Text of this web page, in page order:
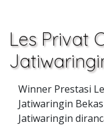
Les Privat
Winner Prestasi
Jatiwaringin
Jatiwaringin